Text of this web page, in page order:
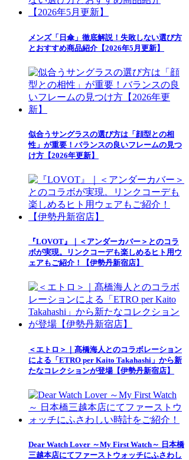
メンズ「日傘」徹底解説！失敗しない選び方
とおすすめ商品紹介【2026年5月更新】
似合うサングラスの選び方は「顔型との相
性」が重要！バランスの良いフレームの見つ
け方【2026年更新】
『LOVOT』｜＜アンダーカバー＞とのコラ
ボが実現。リンクコーデも楽しめるヒト用ウ
ェアもご紹介！【伊勢丹新宿店】
＜エトロ＞｜髙橋海人とのコラボレーション
による「ETRO per Kaito Takahashi」から新
たなコレクションが登場【伊勢丹新宿店】
Dear Watch Lover ～My First Watch～ 日本橋
三越本店にてファーストウォッチにふさわし